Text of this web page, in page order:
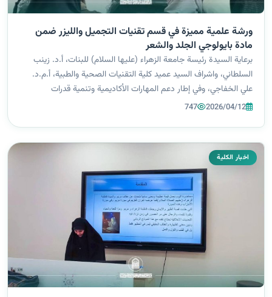
ورشة علمية مميزة في قسم تقنيات التجميل والليزر ضمن
مادة بايولوجي الجلد والشعر
برعاية السيدة رئيسة جامعة الزهراء (عليها السلام) للبنات، أ.د. زينب
السلطاني، واشراف السيد عميد كلية التقنيات الصحية والطبية، أ.م.د.
علي الخفاجي، وفي إطار دعم المهارات الأكاديمية وتنمية قدرات
الطالبات، نظّمت الطالبتين من المرحلة الاولى في قسم تقنيات الليزر
2026/04/12
747
اخبار الكلية